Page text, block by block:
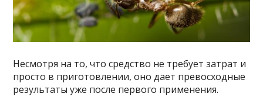
Несмотря на то, что средство не требует затрат и
просто в приготовлении, оно дает превосходные
результаты уже после первого применения.